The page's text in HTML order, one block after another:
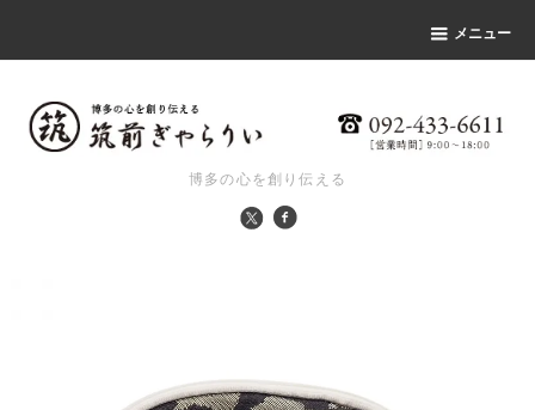
メニュー
博多の心を創り伝える